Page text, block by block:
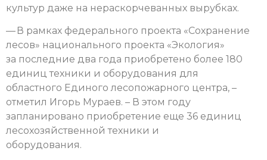
культур даже на нераскорчеванных вырубках.
— В рамках федерального проекта «Сохранение
лесов» национального проекта «Экология»
за последние два года приобретено более 180
единиц техники и оборудования для
областного Единого лесопожарного центра, –
отметил Игорь Мураев. – В этом году
запланировано приобретение еще 36 единиц
лесохозяйственной техники и
оборудования.